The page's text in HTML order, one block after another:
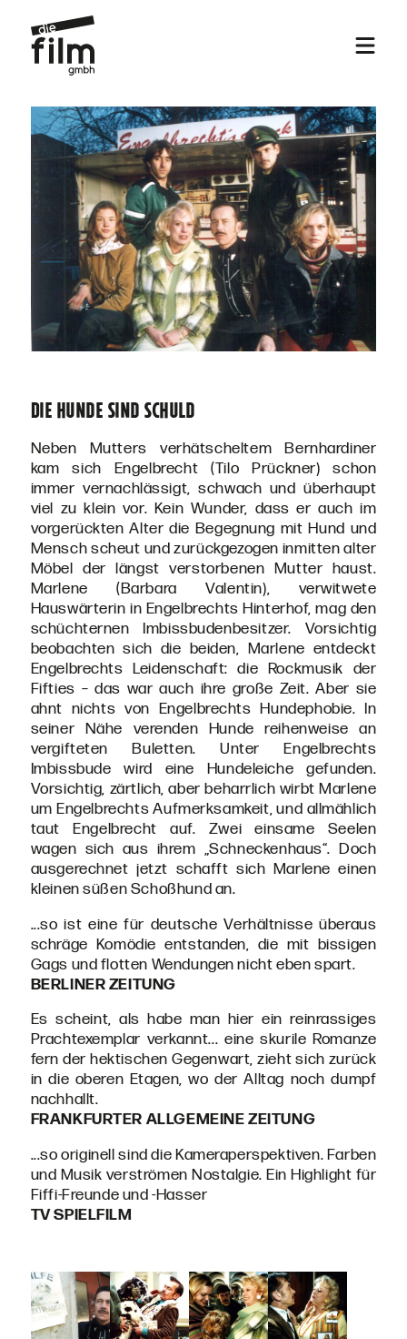
Die Hunde sind schuld
Neben Mutters verhätscheltem Bernhardiner
kam sich Engelbrecht (Tilo Prückner) schon
immer vernachlässigt, schwach und überhaupt
viel zu klein vor. Kein Wunder, dass er auch im
vorgerückten Alter die Begegnung mit Hund und
Mensch scheut und zurückgezogen inmitten alter
Möbel der längst verstorbenen Mutter haust.
Marlene (Barbara Valentin), verwitwete
Hauswärterin in Engelbrechts Hinterhof, mag den
schüchternen Imbissbudenbesitzer. Vorsichtig
beobachten sich die beiden, Marlene entdeckt
Engelbrechts Leidenschaft: die Rockmusik der
Fifties – das war auch ihre große Zeit. Aber sie
ahnt nichts von Engelbrechts Hundephobie. In
seiner Nähe verenden Hunde reihenweise an
vergifteten Buletten. Unter Engelbrechts
Imbissbude wird eine Hundeleiche gefunden.
Vorsichtig, zärtlich, aber beharrlich wirbt Marlene
um Engelbrechts Aufmerksamkeit, und allmählich
taut Engelbrecht auf. Zwei einsame Seelen
wagen sich aus ihrem „Schneckenhaus“. Doch
ausgerechnet jetzt schafft sich Marlene einen
kleinen süßen Schoßhund an.
...so ist eine für deutsche Verhältnisse überaus
schräge Komödie entstanden, die mit bissigen
Gags und flotten Wendungen nicht eben spart.
BERLINER ZEITUNG
Es scheint, als habe man hier ein reinrassiges
Prachtexemplar verkannt... eine skurile Romanze
fern der hektischen Gegenwart, zieht sich zurück
in die oberen Etagen, wo der Alltag noch dumpf
nachhallt.
FRANKFURTER ALLGEMEINE ZEITUNG
...so originell sind die Kameraperspektiven. Farben
und Musik verströmen Nostalgie. Ein Highlight für
Fiffi-Freunde und -Hasser
TV SPIELFILM